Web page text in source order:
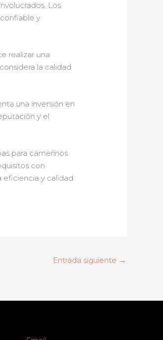
Los
y
realizar una
la calidad
una inversión en
y el
para camerinos
con
y calidad
Entrada siguiente →